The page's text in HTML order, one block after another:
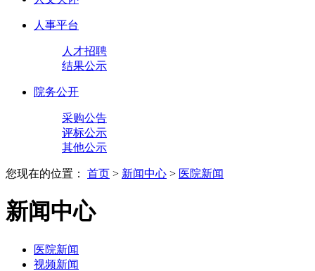
人事平台
人才招聘
结果公示
院务公开
采购公告
评标公示
其他公示
您现在的位置： 首页 > 新闻中心 > 医院新闻
新闻中心
医院新闻
视频新闻